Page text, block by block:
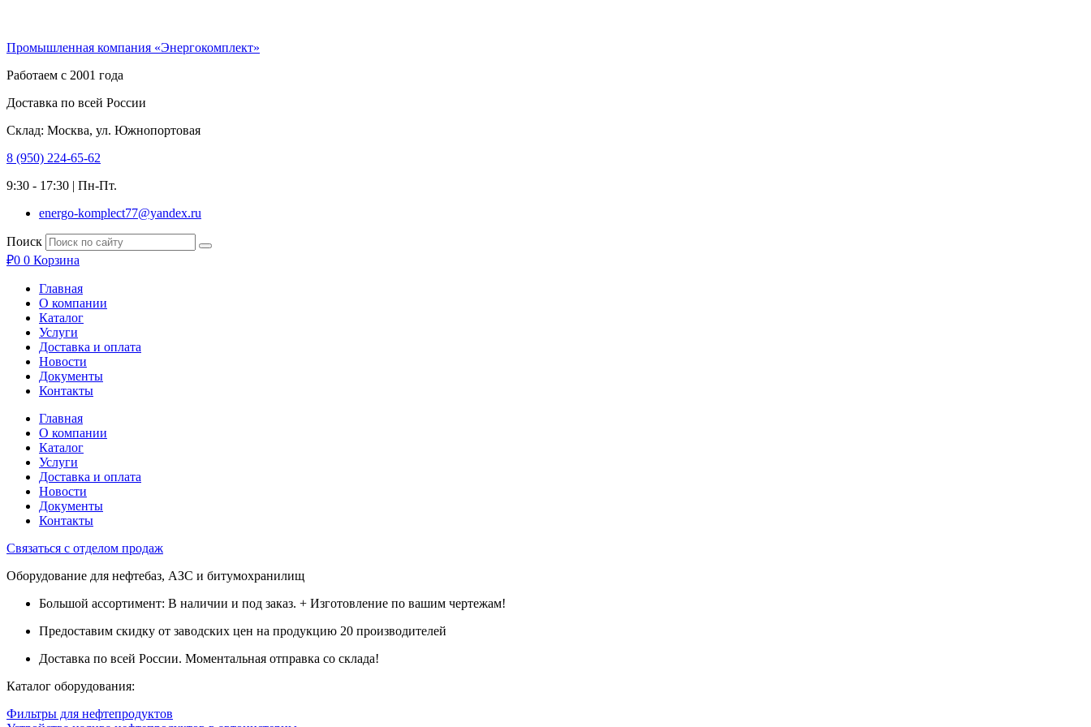
содержимому
Промышленная компания «Энергокомплект»
Работаем с 2001 года
Доставка по всей России
Склад: Москва, ул. Южнопортовая
8 (950) 224-65-62
9:30 - 17:30 | Пн-Пт.
energo-komplect77@yandex.ru
Поиск
₽0 0 Корзина
Главная
О компании
Каталог
Услуги
Доставка и оплата
Новости
Документы
Контакты
Главная
О компании
Каталог
Услуги
Доставка и оплата
Новости
Документы
Контакты
Связаться с отделом продаж
Оборудование для нефтебаз, АЗС и битумохранилищ
Большой ассортимент: В наличии и под заказ. + Изготовление по вашим чертежам!
Предоставим скидку от заводских цен на продукцию 20 производителей
Доставка по всей России. Моментальная отправка со склада!
Каталог оборудования:
Фильтры для нефтепродуктов